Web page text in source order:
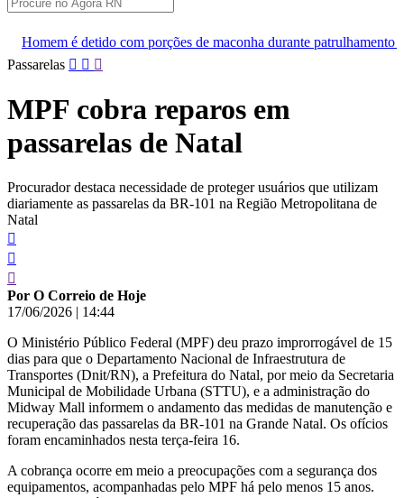
porções de maconha durante patrulhamento na Grande Natal
Pular
conteúdo
Passarelas
MPF cobra reparos em
passarelas de Natal
Procurador destaca necessidade de proteger usuários que utilizam
diariamente as passarelas da BR-101 na Região Metropolitana de
Natal
Por O Correio de Hoje
17/06/2026 | 14:44
O Ministério Público Federal (MPF) deu prazo improrrogável de 15
dias para que o Departamento Nacional de Infraestrutura de
Transportes (Dnit/RN), a Prefeitura do Natal, por meio da Secretaria
Municipal de Mobilidade Urbana (STTU), e a administração do
Midway Mall informem o andamento das medidas de manutenção e
recuperação das passarelas da BR-101 na Grande Natal. Os ofícios
foram encaminhados nesta terça-feira 16.
A cobrança ocorre em meio a preocupações com a segurança dos
equipamentos, acompanhadas pelo MPF há pelo menos 15 anos.